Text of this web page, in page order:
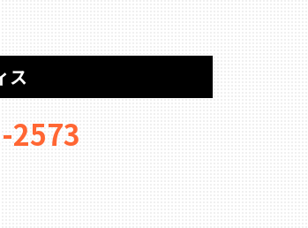
ス
2573